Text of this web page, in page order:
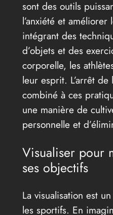
sont des outils
l’anxiété et
intégrant des
d’objets et des
corporelle, les
leur esprit. L’arrêt
combiné à ces
une manière de
personnelle et
Visualiser pour
ses objectifs
La visualisation est
les sportifs. En